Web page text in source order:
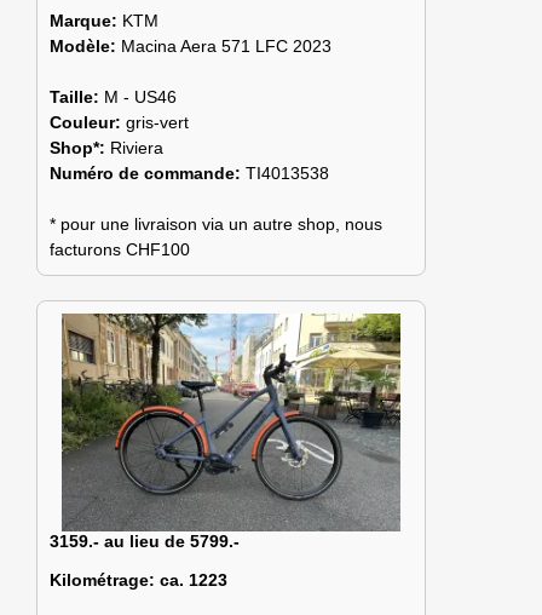
Marque: KTM
Modèle: Macina Aera 571 LFC 2023
Taille: M - US46
Couleur: gris-vert
Shop*: Riviera
Numéro de commande: TI4013538
* pour une livraison via un autre shop, nous
facturons CHF100
3159.- au lieu de 5799.-
Kilométrage: ca. 1223